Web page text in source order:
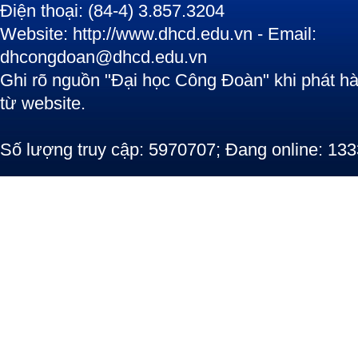
Điện thoại: (84-4) 3.857.3204
Website: http://www.dhcd.edu.vn - Email:
dhcongdoan@dhcd.edu.vn
Ghi rõ nguồn "Đại học Công Đoàn" khi phát
từ website.
Số lượng truy cập: 5970707; Đang online: